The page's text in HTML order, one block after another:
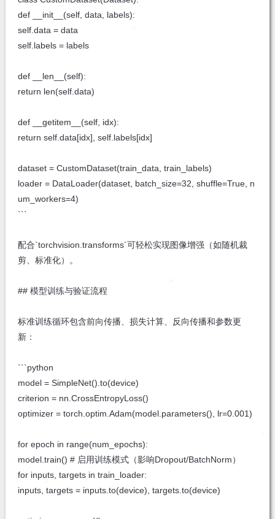
def __init__(self, data, labels):
self.data = data
self.labels = labels
def __len__(self):
return len(self.data)
def __getitem__(self, idx):
return self.data[idx], self.labels[idx]
dataset = CustomDataset(train_data, train_labels)
loader = DataLoader(dataset, batch_size=32, shuffle=True, n
um_workers=4)
```
配合`torchvision.transforms`可轻松实现图像增强（如随机裁
剪、标准化）。
## 模型训练与验证流程
标准训练循环包含前向传播、损失计算、反向传播和参数更
新：
```python
model = SimpleNet().to(device)
criterion = nn.CrossEntropyLoss()
optimizer = torch.optim.Adam(model.parameters(), lr=0.001)
for epoch in range(num_epochs):
model.train() # 启用训练模式（影响Dropout/BatchNorm）
for inputs, targets in train_loader:
inputs, targets = inputs.to(device), targets.to(device)